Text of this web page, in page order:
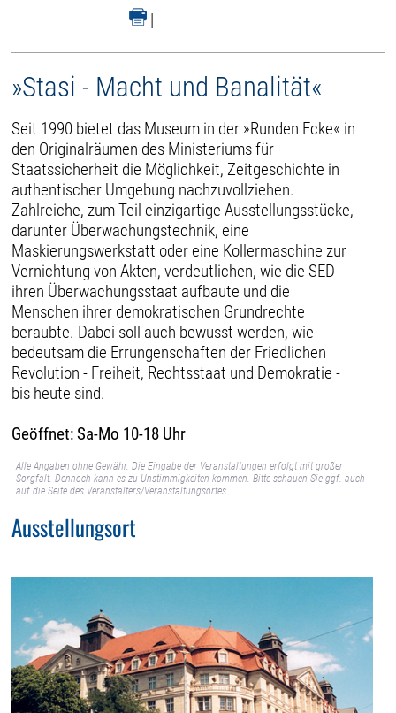
|
»Stasi - Macht und Banalität«
Seit 1990 bietet das Museum in der »Runden Ecke« in
den Originalräumen des Ministeriums für
Staatssicherheit die Möglichkeit, Zeitgeschichte in
authentischer Umgebung nachzuvollziehen.
Zahlreiche, zum Teil einzigartige Ausstellungsstücke,
darunter Überwachungstechnik, eine
Maskierungswerkstatt oder eine Kollermaschine zur
Vernichtung von Akten, verdeutlichen, wie die SED
ihren Überwachungsstaat aufbaute und die
Menschen ihrer demokratischen Grundrechte
beraubte. Dabei soll auch bewusst werden, wie
bedeutsam die Errungenschaften der Friedlichen
Revolution - Freiheit, Rechtsstaat und Demokratie -
bis heute sind.
Geöffnet: Sa-Mo 10-18 Uhr
Alle Angaben ohne Gewähr. Die Eingabe der Veranstaltungen erfolgt mit großer
Sorgfalt. Dennoch kann es zu Unstimmigkeiten kommen. Bitte schauen Sie ggf. auch
auf die Seite des Veranstalters/Veranstaltungsortes.
Ausstellungsort